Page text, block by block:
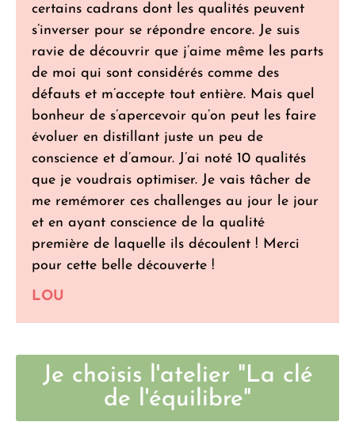
certains cadrans dont les qualités peuvent
s’inverser pour se répondre encore. Je suis
ravie de découvrir que j’aime même les parts
de moi qui sont considérés comme des
défauts et m’accepte tout entière. Mais quel
bonheur de s’apercevoir qu’on peut les faire
évoluer en distillant juste un peu de
conscience et d’amour. J’ai noté 10 qualités
que je voudrais optimiser. Je vais tâcher de
me remémorer ces challenges au jour le jour
et en ayant conscience de la qualité
première de laquelle ils découlent ! Merci
pour cette belle découverte !
LOU
Je choisis l'atelier "La clé
de l'équilibre"